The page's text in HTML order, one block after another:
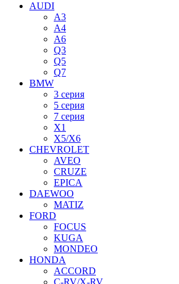
AUDI
A3
A4
A6
Q3
Q5
Q7
BMW
3 серия
5 серия
7 серия
X1
X5/X6
CHEVROLET
AVEO
CRUZE
EPICA
DAEWOO
MATIZ
FORD
FOCUS
KUGA
MONDEO
HONDA
ACCORD
C-RV/X-RV